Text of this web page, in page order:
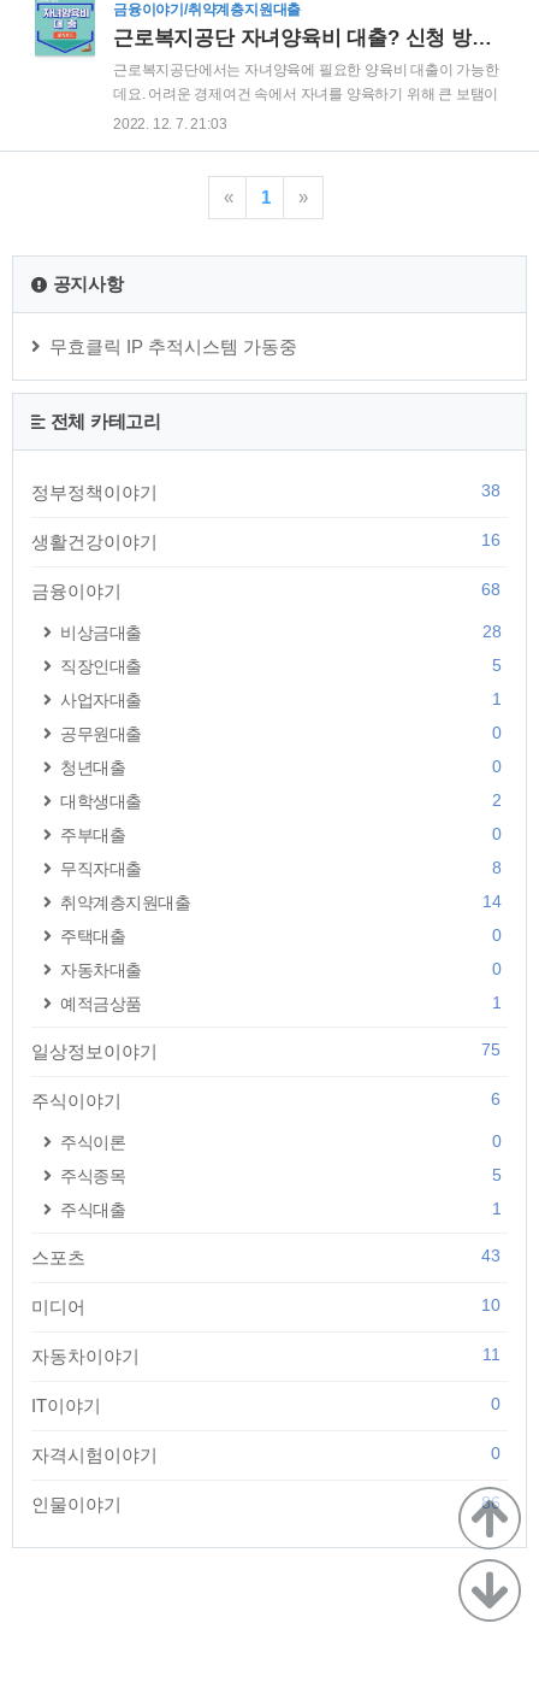
근로복지공단 생계비 대출 신청방법 신청방법 신청기한 신청절
차 신청서류 함께알면 대박인 정보 근로복지공단 자녀양육비
대출 근로복지공단 자녀학자금 대출 근로복지공단 부모요양비
대출 근로복지공단 혼례비 대출 근로복지공단 의료비 대출 근
금융이야기/취약계층지원대출
근로복지공단 자녀양육비 대출? 신청 방법 한도 얼마까지 가능한가
근로복지공단에서는 자녀양육에 필요한 양육비 대출이 가능한
데요. 어려운 경제여건 속에서 자녀를 양육하기 위해 큰 보탬이
될 수 있는 정책지원 대출상품입니다. ▼ 목 차(Contents) 더보
대상 근로복지공단 자녀양육비 대출 신청방법 신청방법 신청기
한 신청절차 신청서류 함께알면 대박인 정보 근로복지공단 생
출 근로복지공단 장례비 대출 근로복지공단 임금감소 생계비
대출 비대면 모바일 간편 소액 비상금대출 신불자 연체자 지원
대출 근로복지공단 자녀양육비 대출 조건 근로복지공단에서 제
공하는 ..
2022. 12. 7. 21:03
« 1 »
공지사항
무효클릭 IP 추적시스템 가동중
전체 카테고리
정부정책이야기 38
생활건강이야기 16
금융이야기 68
비상금대출
28
직장인대출
5
사업자대출
1
공무원대출
0
청년대출
0
대학생대출
2
주부대출
0
무직자대출
8
취약계층지원대출
14
주택대출
0
자동차대출
0
예적금상품
1
일상정보이야기 75
주식이야기 6
주식이론
0
주식종목
5
주식대출
1
스포츠 43
미디어 10
자동차이야기 11
IT이야기 0
자격시험이야기 0
인물이야기 86